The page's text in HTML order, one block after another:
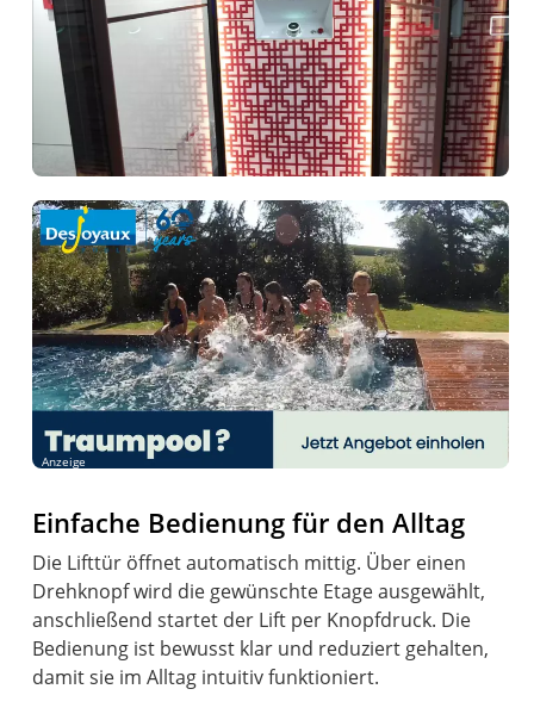
Anzeige
Einfache Bedienung für den Alltag
Die Lifttür öffnet automatisch mittig. Über einen
Drehknopf wird die gewünschte Etage ausgewählt,
anschließend startet der Lift per Knopfdruck. Die
Bedienung ist bewusst klar und reduziert gehalten,
damit sie im Alltag intuitiv funktioniert.